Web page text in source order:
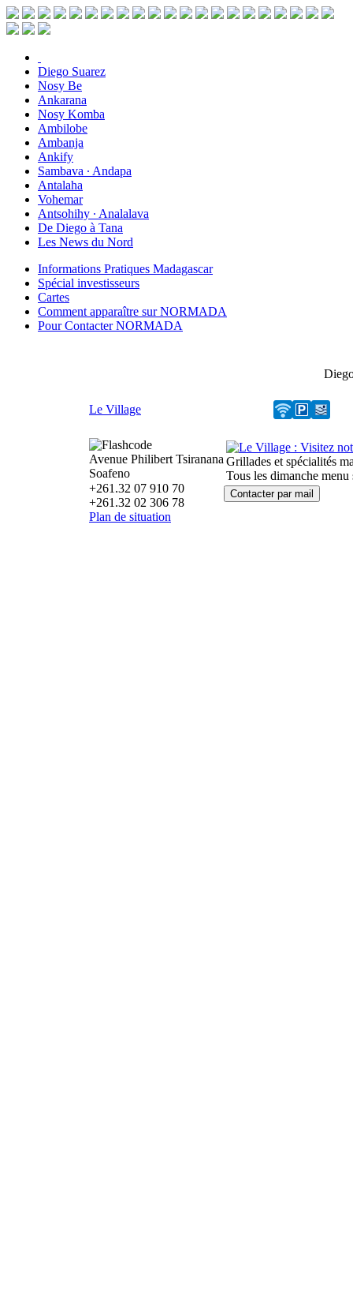
Diego Suarez
Nosy Be
Ankarana
Nosy Komba
Ambilobe
Ambanja
Ankify
Sambava ∙ Andapa
Antalaha
Vohemar
Antsohihy ∙ Analalava
De Diego à Tana
Les News du Nord
Informations Pratiques Madagascar
Spécial investisseurs
Cartes
Comment apparaître sur NORMADA
Pour Contacter NORMADA
Le Village
Avenue Philibert Tsiranana
Soafeno
+261.32 07 910 70
+261.32 02 306 78
Plan de situation
Grillades et spécialités
Tous les dimanche